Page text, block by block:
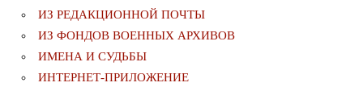
ИЗ РЕДАКЦИОННОЙ ПОЧТЫ
ИЗ ФОНДОВ ВОЕННЫХ АРХИВОВ
ИМЕНА И СУДЬБЫ
ИНТЕРНЕТ-ПРИЛОЖЕНИЕ